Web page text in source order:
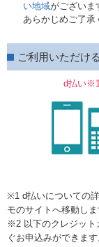
い地域がございま
あらかじめご了承
ご利用いただけ
d払い
※1 d払いについての
モのサイトへ移動しま
※2 以下のクレジット
ぐお申込みができます